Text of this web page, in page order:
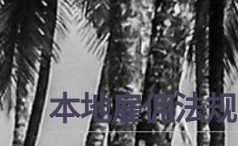
本地雇佣法规